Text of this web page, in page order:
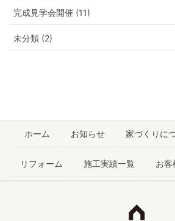
完成見学会開催 (11)
未分類 (2)
ホーム お知らせ 家づくりに
リフォーム 施工実績一覧 お客